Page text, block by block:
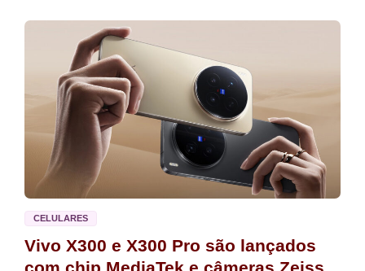
CELULARES
Vivo X300 e X300 Pro são lançados
com chip MediaTek e câmeras Zeiss